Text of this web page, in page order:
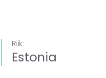
Riik:
Estonia